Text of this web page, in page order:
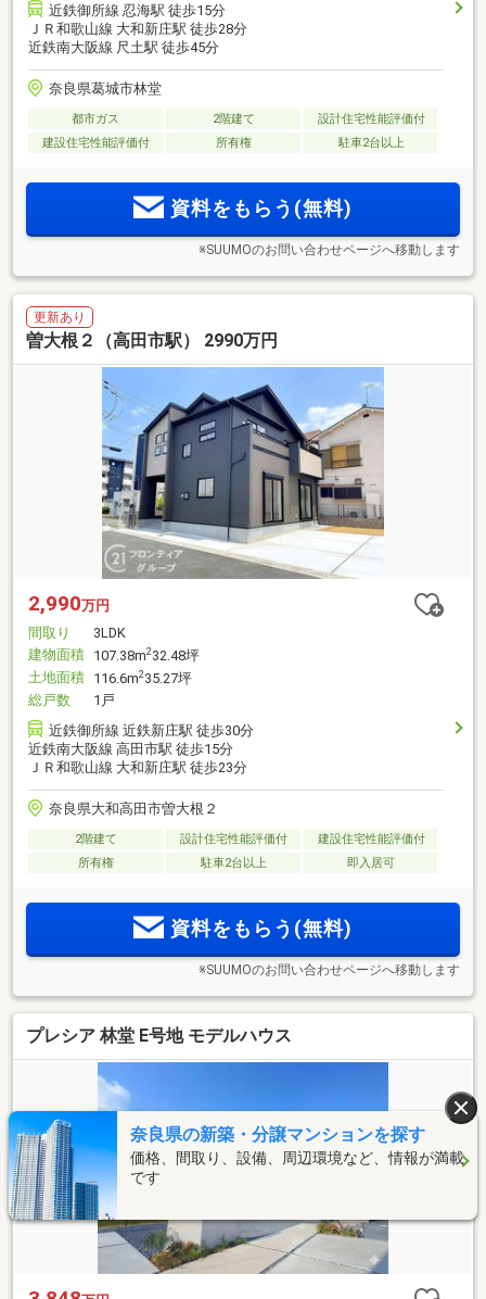
近鉄御所線 忍海駅 徒歩15分
ＪＲ和歌山線 大和新庄駅 徒歩28分
近鉄南大阪線 尺土駅 徒歩45分
奈良県葛城市林堂
都市ガス 2階建て
設計住宅性能評価付
建設住宅性能評価付
所有権 駐車2台以上
資料をもらう(無料)
※SUUMOのお問い合わせページへ移動します
更新あり
曽大根２（高田市駅） 2990万円
2,990万円
間取り
3LDK
建物面積 107.38m2 32.48坪
土地面積 116.6m2 35.27坪
総戸数
1戸
近鉄御所線 近鉄新庄駅 徒歩30分
近鉄南大阪線 高田市駅 徒歩15分
ＪＲ和歌山線 大和新庄駅 徒歩23分
奈良県大和高田市曽大根２
2階建て 設計住宅性能評価付
建設住宅性能評価付
所有権
駐車2台以上 即入居可
資料をもらう(無料)
※SUUMOのお問い合わせページへ移動します
プレシア 林堂 E号地 モデルハウス
奈良県の新築・分譲マンションを探す
価格、間取り、設備、周辺環境など、情報が満載
です